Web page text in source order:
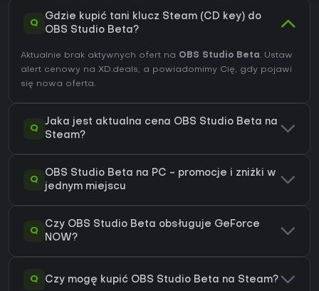
Q
Gdzie kupić tani klucz Steam (CD key) do
OBS Studio Beta?
Aktualnie brak aktywnych ofert na OBS Studio Beta. Ustaw
alert cenowy na XD.deals, a powiadomimy Cię, gdy pojawi
się nowa oferta.
Q
Jaka jest aktualna cena OBS Studio Beta na
Steam?
Q
OBS Studio Beta na PC - promocje i zniżki w
jednym miejscu
Q
Czy OBS Studio Beta obsługuje GeForce
NOW?
Q Czy mogę kupić OBS Studio Beta na Steam?